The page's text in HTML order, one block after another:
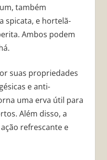
também
spicata, e hortelã-
Ambos podem
suas propriedades
e anti-
uma erva útil para
Além disso, a
refrescante e